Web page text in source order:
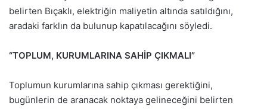
belirten Bıçaklı, elektriğin maliyetin altında satıldığını,
aradaki farklın da bulunup kapatılacağını söyledi.
“TOPLUM, KURUMLARINA SAHİP ÇIKMALI”
Toplumun kurumlarına sahip çıkması gerektiğini,
bugünlerin de aranacak noktaya gelineceğini belirten